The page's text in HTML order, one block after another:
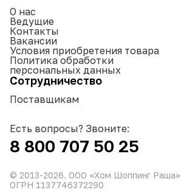
О нас
Ведущие
Контакты
Вакансии
Условия приобретения товара
Политика обработки
персональных данных
Сотрудничество
Поставщикам
Есть вопросы? Звоните:
8 800 707 50 25
© 2013-2026. ООО «Хом Шоппинг Раша»
ОГРН 1137746372290